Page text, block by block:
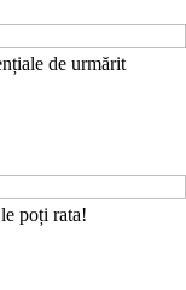
de urmărit
poți rata!